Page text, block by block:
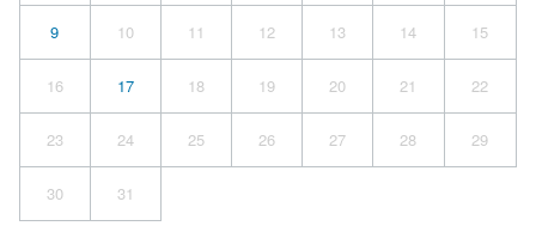
9 10 11 12 13 14 15
16 17 18 19 20 21 22
23 24 25 26 27 28 29
30 31